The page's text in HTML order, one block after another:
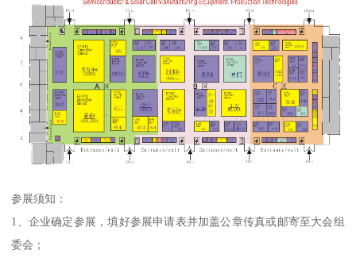
参展须知：
1、企业确定参展，填好参展申请表并加盖公章传真或邮寄至大会组
委会；